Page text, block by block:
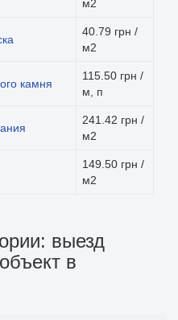
м2
40.79 грн /
м2
камня
115.50 грн /
м, п
241.42 грн /
м2
149.50 грн /
м2
выезд
в